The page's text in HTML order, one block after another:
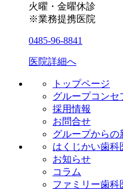
火曜・金曜休診
※業務提携医院
0485-96-8841
医院詳細へ
トップページ
グループコンセ
採用情報
お問合せ
グループからの
はくじかい歯科
お知らせ
コラム
ファミリー歯科